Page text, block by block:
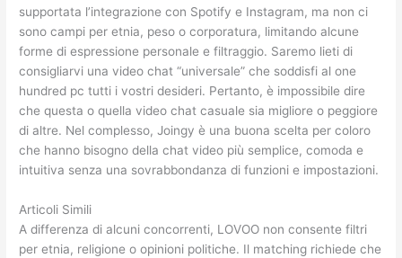
supportata l’integrazione con Spotify e Instagram, ma non ci
sono campi per etnia, peso o corporatura, limitando alcune
forme di espressione personale e filtraggio. Saremo lieti di
consigliarvi una video chat “universale” che soddisfi al one
hundred pc tutti i vostri desideri. Pertanto, è impossibile dire
che questa o quella video chat casuale sia migliore o peggiore
di altre. Nel complesso, Joingy è una buona scelta per coloro
che hanno bisogno della chat video più semplice, comoda e
intuitiva senza una sovrabbondanza di funzioni e impostazioni.
Articoli Simili
A differenza di alcuni concorrenti, LOVOO non consente filtri
per etnia, religione o opinioni politiche. Il matching richiede che